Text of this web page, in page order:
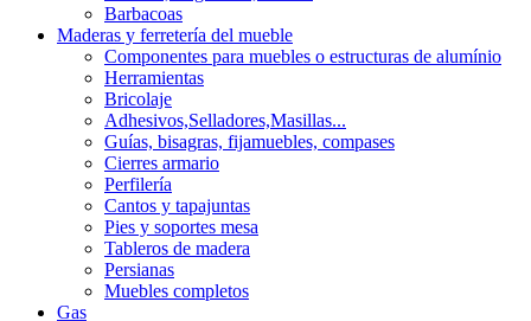
Barbacoas
Maderas y ferretería del mueble
Componentes para muebles o estructuras de alumínio
Herramientas
Bricolaje
Adhesivos,Selladores,Masillas...
Guías, bisagras, fijamuebles, compases
Cierres armario
Perfilería
Cantos y tapajuntas
Pies y soportes mesa
Tableros de madera
Persianas
Muebles completos
Gas